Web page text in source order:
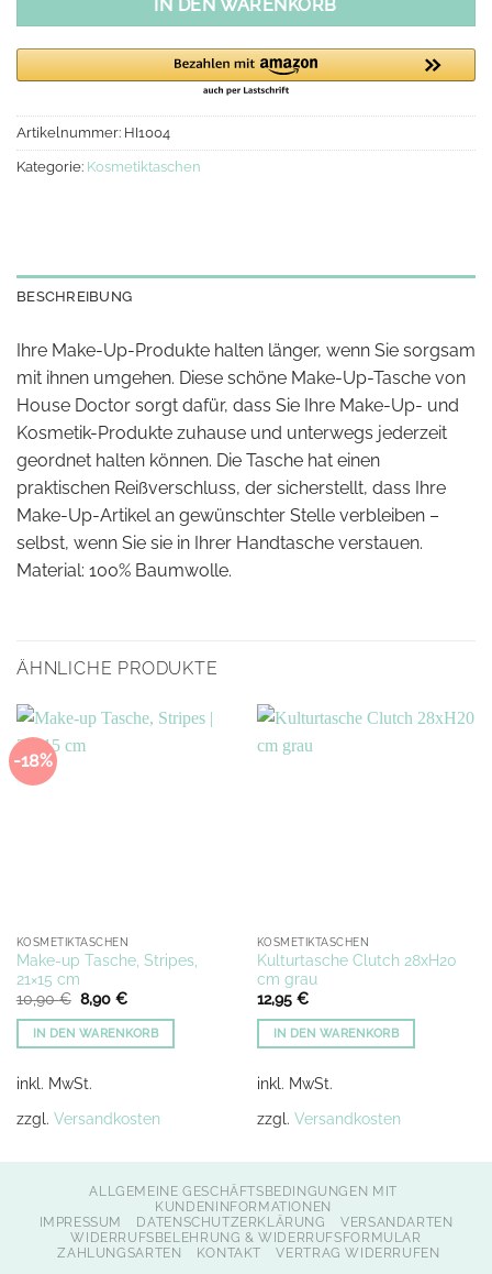
IN DEN WARENKORB
Artikelnummer: HI1004
Kategorie: Kosmetiktaschen
BESCHREIBUNG
Ihre Make-Up-Produkte halten länger, wenn Sie sorgsam
mit ihnen umgehen. Diese schöne Make-Up-Tasche von
House Doctor sorgt dafür, dass Sie Ihre Make-Up- und
Kosmetik-Produkte zuhause und unterwegs jederzeit
geordnet halten können. Die Tasche hat einen
praktischen Reißverschluss, der sicherstellt, dass Ihre
Make-Up-Artikel an gewünschter Stelle verbleiben –
selbst, wenn Sie sie in Ihrer Handtasche verstauen.
Material: 100% Baumwolle.
ÄHNLICHE PRODUKTE
-18%
KOSMETIKTASCHEN
Make-up Tasche, Stripes,
21×15 cm
10,90€ Ursprünglicher
Preis
war:
10,90 €
8,90 €Aktueller
ist:
8,90 €.
IN DEN WARENKORB
inkl. MwSt.
zzgl. Versandkosten
KOSMETIKTASCHEN
Kulturtasche Clutch 28xH20
cm grau
12,95 €
IN DEN WARENKORB
inkl. MwSt.
zzgl. Versandkosten
ALLGEMEINE GESCHÄFTSBEDINGUNGEN MIT
KUNDENINFORMATIONEN
IMPRESSUM
DATENSCHUTZERKLÄRUNG
VERSANDARTEN
WIDERRUFSBELEHRUNG & WIDERRUFSFORMULAR
ZAHLUNGSARTEN
KONTAKT VERTRAG WIDERRUFEN